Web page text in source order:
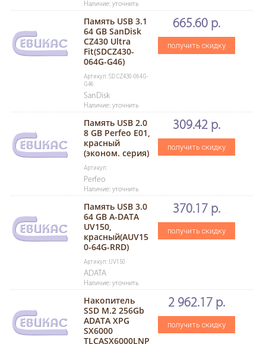
Наличие: уточнить
Память USB 3.1
64 GB SanDisk
CZ430 Ultra
Fit(SDCZ430-
064G-G46)
Артикул: SDCZ430-064G-
G46
SanDisk
Наличие: уточнить
665.60 р.
получить скидку
Память USB 2.0
8 GB Perfeo E01,
красный
(эконом. серия)
Артикул:
Perfeo
Наличие: уточнить
309.42 р.
получить скидку
Память USB 3.0
64 GB A-DATA
UV150,
красный(AUV15
0-64G-RRD)
Артикул: UV150
ADATA
Наличие: уточнить
370.17 р.
получить скидку
Накопитель
SSD M.2 256Gb
ADATA XPG
SX6000
TLCASX6000LNP
2 962.17 р.
получить скидку